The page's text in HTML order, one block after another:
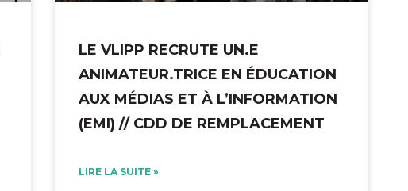
LE VLIPP RECRUTE UN.E
ANIMATEUR.TRICE EN ÉDUCATION
AUX MÉDIAS ET À L’INFORMATION
(EMI) // CDD DE REMPLACEMENT
LIRE LA SUITE »